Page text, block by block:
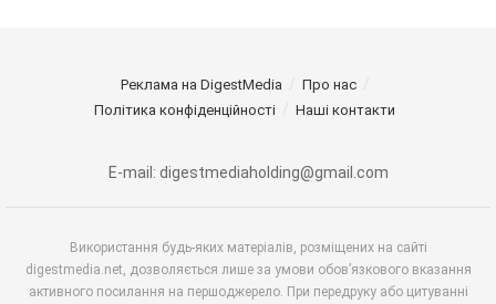
Реклама на DigestMedia
Про нас
Політика конфіденційності
Наші контакти
E-mail: digestmediaholding@gmail.com
Використання будь-яких матеріалів, розміщених на сайті
digestmedia.net, дозволяється лише за умови обов’язкового вказання
активного посилання на першоджерело. При передруку або цитуванні